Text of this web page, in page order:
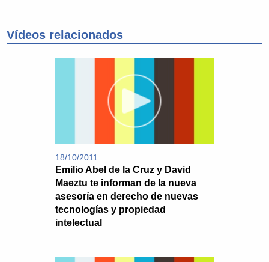
Vídeos relacionados
18/10/2011
Emilio Abel de la Cruz y David
Maeztu te informan de la nueva
asesoría en derecho de nuevas
tecnologías y propiedad
intelectual